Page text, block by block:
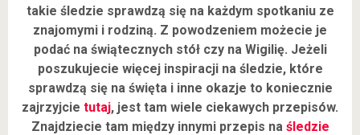
takie śledzie sprawdzą się na każdym spotkaniu ze
znajomymi i rodziną. Z powodzeniem możecie je
podać na świątecznych stół czy na Wigilię. Jeżeli
poszukujecie więcej inspiracji na śledzie, które
sprawdzą się na święta i inne okazje to koniecznie
zajrzyjcie tutaj, jest tam wiele ciekawych przepisów.
Znajdziecie tam między innymi przepis na śledzie